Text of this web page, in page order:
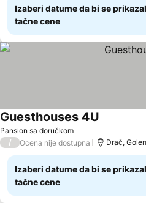
Izaberi datume da bi se
tačne cene
Pansion sa doručkom
Guesthouses 4U
/ Ocena nije dostupna Drač,
Izaberi datume da bi se
tačne cene